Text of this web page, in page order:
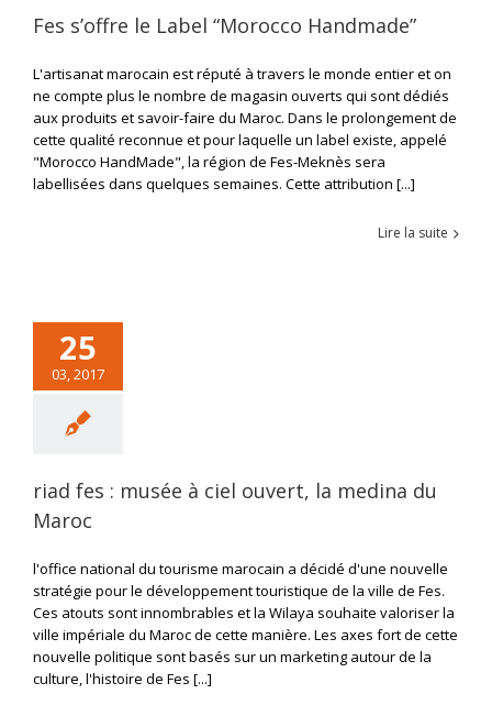
Fes s’offre le Label “Morocco Handmade”
L'artisanat marocain est réputé à travers le monde entier et on
ne compte plus le nombre de magasin ouverts qui sont dédiés
aux produits et savoir-faire du Maroc. Dans le prolongement de
cette qualité reconnue et pour laquelle un label existe, appelé
"Morocco HandMade", la région de Fes-Meknès sera
labellisées dans quelques semaines. Cette attribution [...]
Lire la suite
25
03, 2017
riad fes : musée à ciel ouvert, la medina du
Maroc
l'office national du tourisme marocain a décidé d'une nouvelle
stratégie pour le développement touristique de la ville de Fes.
Ces atouts sont innombrables et la Wilaya souhaite valoriser la
ville impériale du Maroc de cette manière. Les axes fort de cette
nouvelle politique sont basés sur un marketing autour de la
culture, l'histoire de Fes [...]